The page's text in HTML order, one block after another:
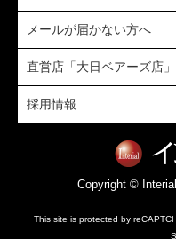
メールが届かない方へ
直営店「大日ベアーズ店」
採用情報
Copyright ©
This site is protected by